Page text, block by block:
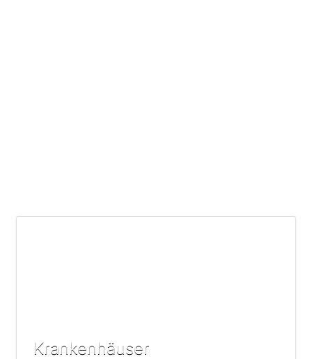
Krankenhäuser